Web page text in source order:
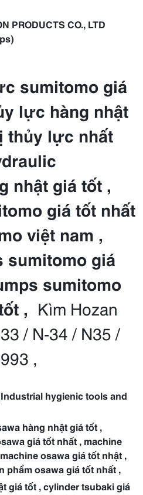
PRODUCTS CO., LTD
sumitomo giá
lực hàng nhật
thủy lực nhất
nhật giá tốt ,
giá tốt nhất
việt nam ,
sumitomo giá
sumitomo
, Kìm Hozan
/ N-34 / N35 /
,
hygienic tools and
hàng nhật giá tốt ,
giá tốt nhất , machine
osawa giá tốt nhật ,
phẩm osawa giá tốt nhất ,
giá tốt , cylinder tsubaki giá